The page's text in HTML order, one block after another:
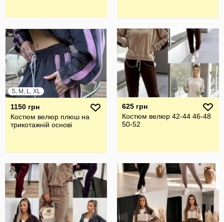
S, M, L, XL
1150 грн
Костюм велюр плюш на
трикотажній основі
625 грн
Костюм велюр 42-44 46-48
50-52